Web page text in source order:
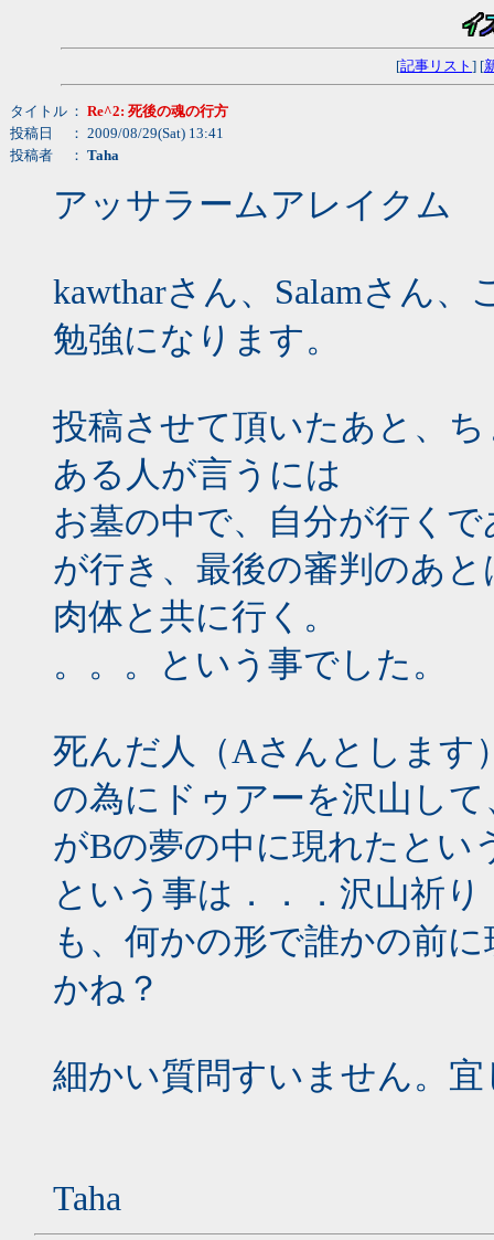
[記事リスト ] [
タイトル ： Re^2: 死後の魂の行方
投稿日
： 2009/08/29(Sat) 13:41
投稿者
： Taha
アッサラームアレイクム
kawtharさん、Salamさん
勉強になります。
投稿させて頂いたあと、
ある人が言うには
お墓の中で、自分が行く
が行き、最後の審判のあ
肉体と共に行く。
。。。という事でした。
死んだ人（Aさんとします
の為にドゥアーを沢山し
がBの夢の中に現れたとい
という事は．．．沢山祈
も、何かの形で誰かの前
かね？
細かい質問すいません。
Taha